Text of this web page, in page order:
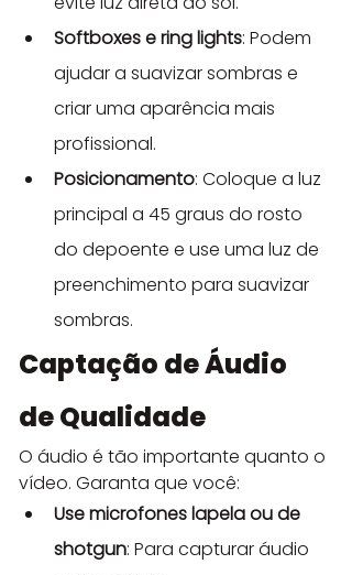
Softboxes e ring lights: Podem
ajudar a suavizar sombras e
criar uma aparência mais
profissional.
Posicionamento: Coloque a luz
principal a 45 graus do rosto
do depoente e use uma luz de
preenchimento para suavizar
sombras.
Captação de Áudio
de Qualidade
O áudio é tão importante quanto o
vídeo. Garanta que você:
Use microfones lapela ou de
shotgun: Para capturar áudio